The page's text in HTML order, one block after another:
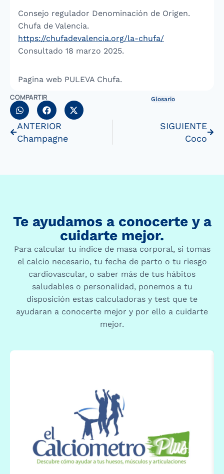
Consejo regulador Denominación de Origen.
Chufa de Valencia.
https://chufadevalencia.org/la-chufa/
Consultado 18 marzo 2025.
Pagina web PULEVA Chufa.
COMPARTIR Glosario
ANTERIOR
Champagne
SIGUIENTE
Coco
Te ayudamos a conocerte y a
cuidarte mejor.
Para calcular tu índice de masa corporal, si tomas
el calcio necesario, tu fecha de parto o tu riesgo
cardiovascular, o saber más de tus hábitos
saludables o personalidad, ponemos a tu
disposición estas calculadoras y test que te
ayudaran a conocerte mejor y por ello a cuidarte
mejor.